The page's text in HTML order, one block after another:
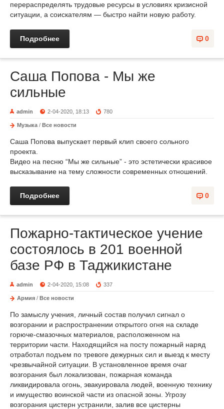
перераспределять трудовые ресурсы в условиях кризисной
ситуации, а соискателям — быстро найти новую работу.
0
Подробнее
Саша Попова - Мы же
сильные
admin 2-04-2020, 18:13 780
Музыка / Все новости
Саша Попова выпускает первый клип своего сольного
проекта.
Видео на песню “Мы же сильные” - это эстетически красивое
высказывание на тему сложности современных отношений.
0
Подробнее
Пожарно-тактическое учение
состоялось в 201 военной
базе РФ в Таджикистане
admin 2-04-2020, 15:08 337
Армия / Все новости
По замыслу учения, личный состав получил сигнал о
возгорании и распространении открытого огня на складе
горюче-смазочных материалов, расположенном на
территории части. Находящийся на посту пожарный наряд
отработал подъем по тревоге дежурных сил и выезд к месту
чрезвычайной ситуации. В установленное время очаг
возгорания был локализован, пожарная команда
ликвидировала огонь, эвакуировала людей, военную технику
и имущество воинской части из опасной зоны. Угрозу
возгорания цистерн устранили, залив все цистерны